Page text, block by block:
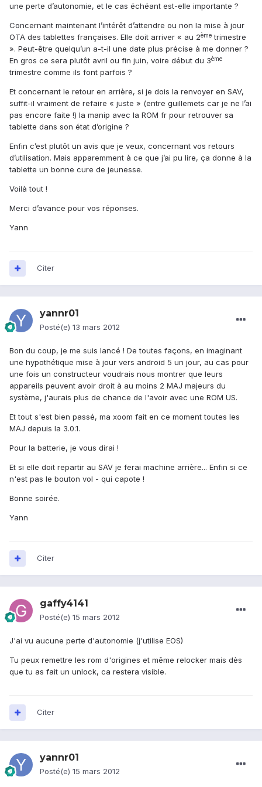
une perte d’autonomie, et le cas échéant est-elle importante ?
Concernant maintenant l’intérêt d’attendre ou non la mise à jour
OTA des tablettes françaises. Elle doit arriver « au 2ème trimestre
». Peut-être quelqu’un a-t-il une date plus précise à me donner ?
En gros ce sera plutôt avril ou fin juin, voire début du 3ème
trimestre comme ils font parfois ?
Et concernant le retour en arrière, si je dois la renvoyer en SAV,
suffit-il vraiment de refaire « juste » (entre guillemets car je ne l’ai
pas encore faite !) la manip avec la ROM fr pour retrouver sa
tablette dans son état d’origine ?
Enfin c’est plutôt un avis que je veux, concernant vos retours
d’utilisation. Mais apparemment à ce que j’ai pu lire, ça donne à la
tablette un bonne cure de jeunesse.
Voilà tout !
Merci d’avance pour vos réponses.
Yann
Citer
yannr01
Posté(e) 13 mars 2012
Bon du coup, je me suis lancé ! De toutes façons, en imaginant
une hypothétique mise à jour vers android 5 un jour, au cas pour
une fois un constructeur voudrais nous montrer que leurs
appareils peuvent avoir droit à au moins 2 MAJ majeurs du
système, j'aurais plus de chance de l'avoir avec une ROM US.
Et tout s'est bien passé, ma xoom fait en ce moment toutes les
MAJ depuis la 3.0.1.
Pour la batterie, je vous dirai !
Et si elle doit repartir au SAV je ferai machine arrière... Enfin si ce
n'est pas le bouton vol - qui capote !
Bonne soirée.
Yann
Citer
gaffy4141
Posté(e) 15 mars 2012
J'ai vu aucune perte d'autonomie (j'utilise EOS)
Tu peux remettre les rom d'origines et même relocker mais dès
que tu as fait un unlock, ca restera visible.
Citer
yannr01
Posté(e) 15 mars 2012